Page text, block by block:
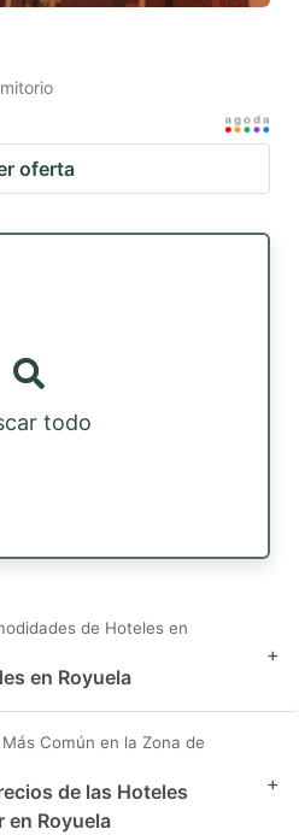
oferta
todo
de Hoteles en
en Royuela
+
Común en la Zona de
de las Hoteles
en Royuela
+